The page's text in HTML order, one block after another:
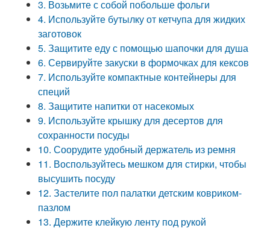
3. Возьмите с собой побольше фольги
4. Используйте бутылку от кетчупа для жидких
заготовок
5. Защитите еду с помощью шапочки для душа
6. Сервируйте закуски в формочках для кексов
7. Используйте компактные контейнеры для
специй
8. Защитите напитки от насекомых
9. Используйте крышку для десертов для
сохранности посуды
10. Соорудите удобный держатель из ремня
11. Воспользуйтесь мешком для стирки, чтобы
высушить посуду
12. Застелите пол палатки детским ковриком-
пазлом
13. Держите клейкую ленту под рукой